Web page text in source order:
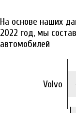
На основе наших
2022 год, мы
автомобилей
Volvo